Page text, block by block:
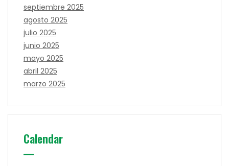
septiembre 2025
agosto 2025
julio 2025
junio 2025
mayo 2025
abril 2025
marzo 2025
Calendar